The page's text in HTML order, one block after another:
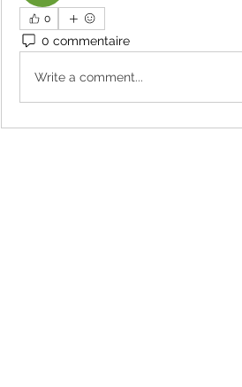
0
0 commentaire
Write a comment...